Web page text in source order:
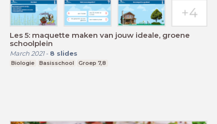
Les 5: maquette maken van jouw ideale, groene
schoolplein
March 2021- 8 slides
Biologie Basisschool Groep 7,8